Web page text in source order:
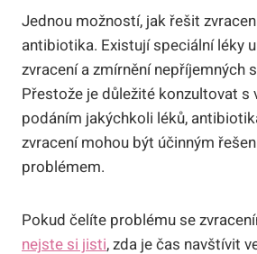
Jednou ‍možností, ‌jak⁢ řešit
antibiotika. Existují speciální léky
zvracení a‍ zmírnění ‍nepříjemných
Přestože‌ je důležité konzultovat s
podáním‍ jakýchkoli léků,
zvracení mohou být účinným
problémem.
Pokud čelíte problému se
nejste si jisti, zda je čas navštívit